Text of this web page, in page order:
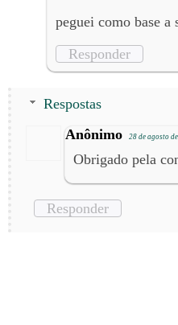
peguei como base a
Responder
Respostas
Anônimo
28 de agosto
Obrigado pela
Responder